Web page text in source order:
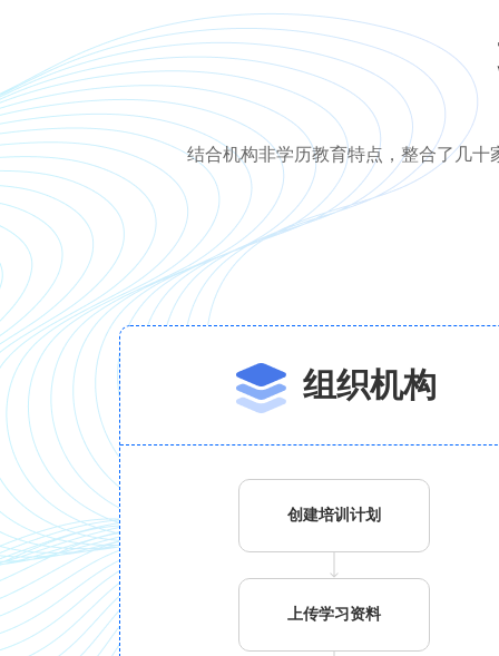
结合机构非学历教育特点，整合了几
组织机构
创建培训计划
上传学习资料